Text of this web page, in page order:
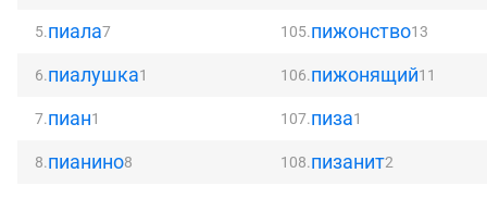
5.пиала7
6.пиалушка1
7.пиан1
8.пианино8
105.пижонство13
106.пижонящий11
107.пиза1
108.пизанит2